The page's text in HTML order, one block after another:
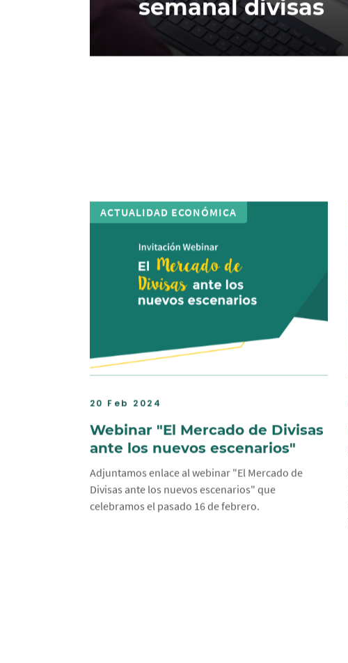
ACTUALIDAD ECONÓMICA
20 Feb 2024
Webinar "El Mercado de Divisas
ante los nuevos escenarios"
Adjuntamos enlace al webinar "El Mercado de
Divisas ante los nuevos escenarios" que
celebramos el pasado 16 de febrero.